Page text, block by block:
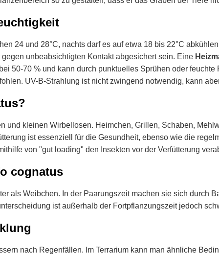
24 und 28°C, nachts darf es auf etwa 18 bis 22°C
unbeabsichtigten Kontakt abgesichert sein. Eine
50-70 % und kann durch punktuelles Sprühen oder
UV-B-Strahlung ist nicht zwingend notwendig, kann
und kleinen Wirbellosen. Heimchen, Grillen, Schaben,
ist essenziell für die Gesundheit, ebenso wie die
von "gut loading" den Insekten vor der Verfütterung
cognatus
als Weibchen. In der Paarungszeit machen sie sich durch
ist außerhalb der Fortpflanzungszeit jedoch
nach Regenfällen. Im Terrarium kann man ähnliche